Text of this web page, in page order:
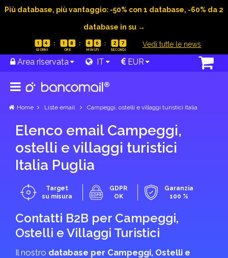
Più database, più vantaggio: -50% con 1 database, -60% da 2
database in su →
1 4 1 8 4 6 2 6 Vedi tutte le news
Area riservata IT EUR
Home Liste email Campeggi, ostelli e villaggi turistici Italia
Elenco email Campeggi,
ostelli e villaggi turistici
Italia Puglia
Target
su misura
GDPR
OK
Garanzia
100 %
Contatti B2B per Campeggi,
Ostelli e Villaggi Turistici
Il nostro database per Campeggi, Ostelli e